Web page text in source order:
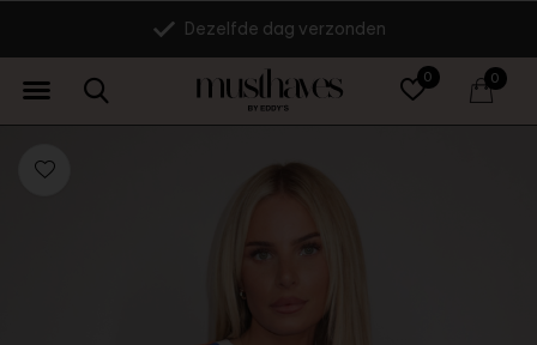
0 0
Dezelfde dag verzonden